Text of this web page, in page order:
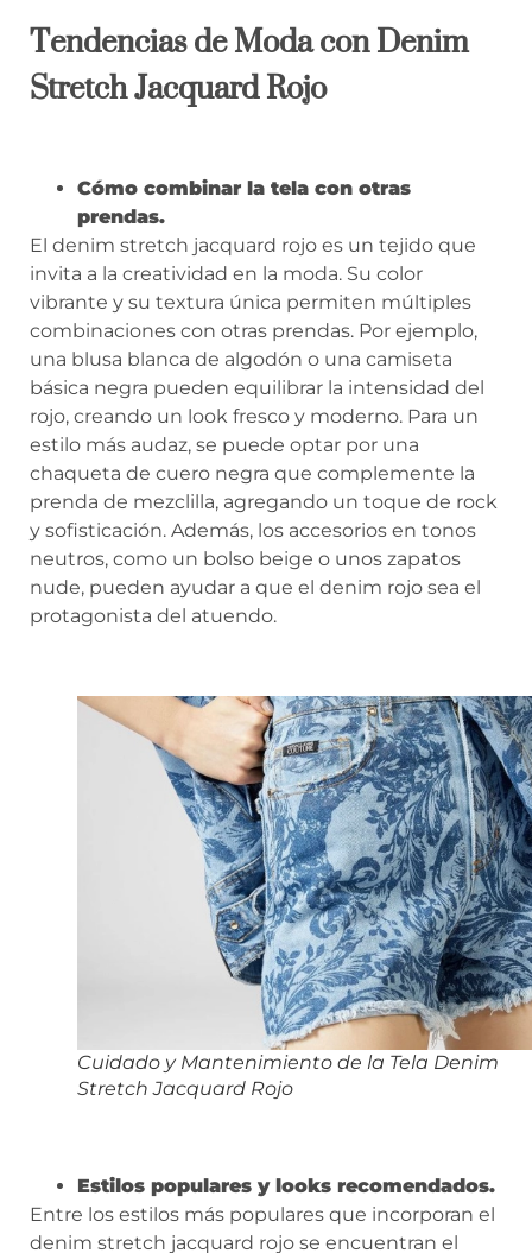
Tendencias de Moda con Denim
Stretch Jacquard Rojo
Cómo combinar la tela con otras
prendas.
El denim stretch jacquard rojo es un tejido que
invita a la creatividad en la moda. Su color
vibrante y su textura única permiten múltiples
combinaciones con otras prendas. Por ejemplo,
una blusa blanca de algodón o una camiseta
básica negra pueden equilibrar la intensidad del
rojo, creando un look fresco y moderno. Para un
estilo más audaz, se puede optar por una
chaqueta de cuero negra que complemente la
prenda de mezclilla, agregando un toque de rock
y sofisticación. Además, los accesorios en tonos
neutros, como un bolso beige o unos zapatos
nude, pueden ayudar a que el denim rojo sea el
protagonista del atuendo.
Cuidado y Mantenimiento de la Tela Denim
Stretch Jacquard Rojo
Estilos populares y looks recomendados.
Entre los estilos más populares que incorporan el
denim stretch jacquard rojo se encuentran el